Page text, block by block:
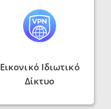
Εικονικό Ιδιωτικό
Δίκτυο